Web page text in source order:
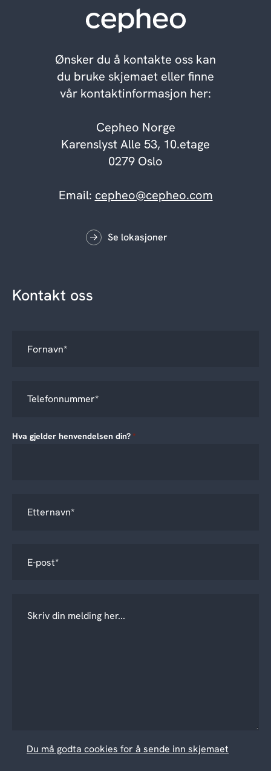
Ønsker du å kontakte oss kan
du bruke skjemaet eller finne
vår kontaktinformasjon her:
Cepheo Norge
Karenslyst Alle 53, 10.etage
0279 Oslo
Email: cepheo@cepheo.com
Se lokasjoner
Kontakt oss
Hva gjelder henvendelsen din? *
Du må godta cookies for å sende inn skjemaet